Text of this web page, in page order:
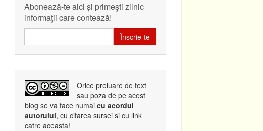
Abonează-te aici și primeşti zilnic
informaţii care contează!
Înscrie-te
Orice preluare de text
sau poza de pe acest
blog se va face numai cu acordul
autorului, cu citarea sursei si cu link
catre aceasta!